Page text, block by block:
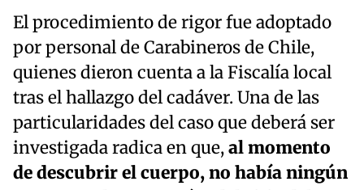
El procedimiento de rigor fue adoptado
por personal de Carabineros de Chile,
quienes dieron cuenta a la Fiscalía local
tras el hallazgo del cadáver. Una de las
particularidades del caso que deberá ser
investigada radica en que,al momento
de descubrir el cuerpo, no había ningún